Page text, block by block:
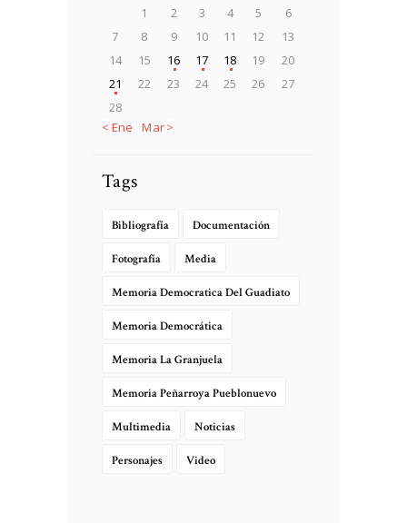
1 2 3 4 5
6
7
8 9 10 11 12
13
14
15 16 17 18 19
20
21
22 23 24 25 26
27
28
« Ene
Mar »
Tags
Bibliografía Documentación
Fotografía Media
Memoria Democratica Del Guadiato
Memoria Democrática
Memoria La Granjuela
Memoria Peñarroya Pueblonuevo
Multimedia Noticias
Personajes Video